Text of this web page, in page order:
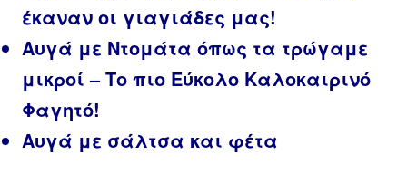
έκαναν οι γιαγιάδες μας!
Αυγά με Ντομάτα όπως τα τρώγαμε
μικροί – Το πιο Εύκολο Καλοκαιρινό
Φαγητό!
Αυγά με σάλτσα και φέτα